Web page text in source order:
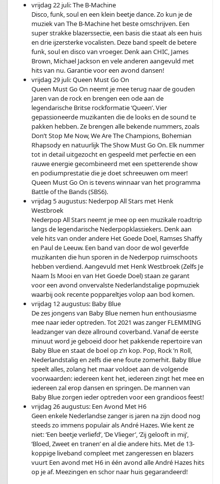
vrijdag 22 juli: The B-Machine
Disco, funk, soul en een klein beetje dance. Zo kun je de
muziek van The B-Machine het beste omschrijven. Een
super strakke blazerssectie, een basis die staat als een huis
en drie ijzersterke vocalisten. Deze band speelt de betere
funk, soul en disco van vroeger. Denk aan CHIC, James
Brown, Michael Jackson en vele anderen aangevuld met
hits van nu. Garantie voor een avond dansen!
vrijdag 29 juli: Queen Must Go On
Queen Must Go On neemt je mee terug naar de gouden
Jaren van de rock en brengen een ode aan de
legendarische Britse rockformatie ‘Queen’. Vier
gepassioneerde muzikanten die de looks en de sound te
pakken hebben. Ze brengen alle bekende nummers, zoals
Don’t Stop Me Now, We Are The Champions, Bohemian
Rhapsody en natuurlijk The Show Must Go On. Elk nummer
tot in detail uitgezocht en gespeeld met perfectie en een
rauwe energie gecombineerd met een spetterende show
en podiumprestatie die je doet schreeuwen om meer!
Queen Must Go On is tevens winnaar van het programma
Battle of the Bands (SBS6).
vrijdag 5 augustus: Nederpop All Stars met Henk
Westbroek
Nederpop All Stars neemt je mee op een muzikale roadtrip
langs de legendarische Nederpopklassiekers. Denk aan
vele hits van onder andere Het Goede Doel, Ramses Shaffy
en Paul de Leeuw. Een band van door de wol geverfde
muzikanten die hun sporen in de Nederpop ruimschoots
hebben verdiend. Aangevuld met Henk Westbroek (Zelfs Je
Naam Is Mooi en van Het Goede Doel) staan ze garant
voor een avond onvervalste Nederlandstalige popmuziek
waarbij ook recente poppareltjes volop aan bod komen.
vrijdag 12 augustus: Baby Blue
De zes jongens van Baby Blue nemen hun enthousiasme
mee naar ieder optreden. Tot 2021 was zanger FLEMMING
leadzanger van deze allround coverband. Vanaf de eerste
minuut word je geboeid door het pakkende repertoire van
Baby Blue en staat de boel op z’n kop. Pop, Rock ’n Roll,
Nederlandstalig en zelfs die ene foute zomerhit. Baby Blue
speelt alles, zolang het maar voldoet aan de volgende
voorwaarden: iedereen kent het, iedereen zingt het mee en
iedereen zal erop dansen en springen. De mannen van
Baby Blue zorgen ieder optreden voor een grandioos feest!
vrijdag 26 augustus: Een Avond Met H6
Geen enkele Nederlandse zanger is jaren na zijn dood nog
steeds zo immens populair als André Hazes. Wie kent ze
niet: ‘Een beetje verliefd’, ‘De Vlieger’, ‘Zij gelooft in mij’,
‘Bloed, Zweet en tranen’ en al die andere hits. Met de 13-
koppige liveband compleet met zangeressen en blazers
vuurt Een avond met H6 in één avond alle André Hazes hits
op je af. Meezingen en schor naar huis gegarandeerd!